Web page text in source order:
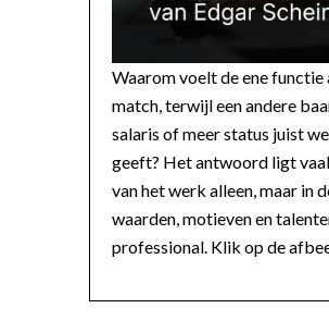
Waarom voelt de ene functie
match, terwijl een andere
salaris of meer status juist
geeft? Het antwoord ligt
van het werk alleen, maar in
waarden, motieven en
professional. Klik op de